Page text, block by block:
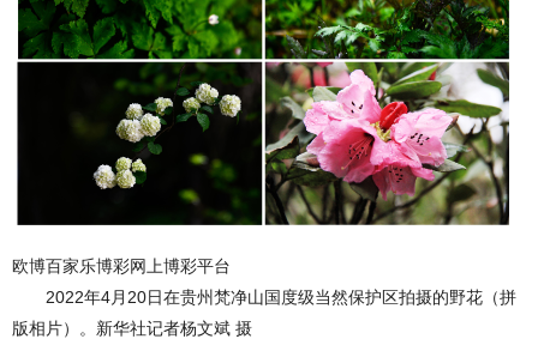
欧博百家乐博彩网上博彩平台
2022年4月20日在贵州梵净山国度级当然保护区拍摄的野花（拼
版相片）。新华社记者杨文斌 摄